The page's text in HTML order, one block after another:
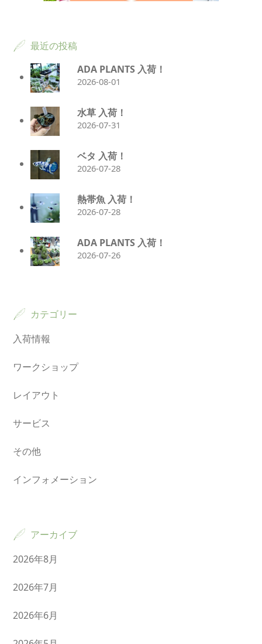
最近の投稿
ADA PLANTS 入荷！
2026-08-01
水草 入荷！
2026-07-31
ベタ 入荷！
2026-07-28
熱帯魚 入荷！
2026-07-28
ADA PLANTS 入荷！
2026-07-26
カテゴリー
入荷情報
ワークショップ
レイアウト
サービス
その他
インフォメーション
アーカイブ
2026年8月
2026年7月
2026年6月